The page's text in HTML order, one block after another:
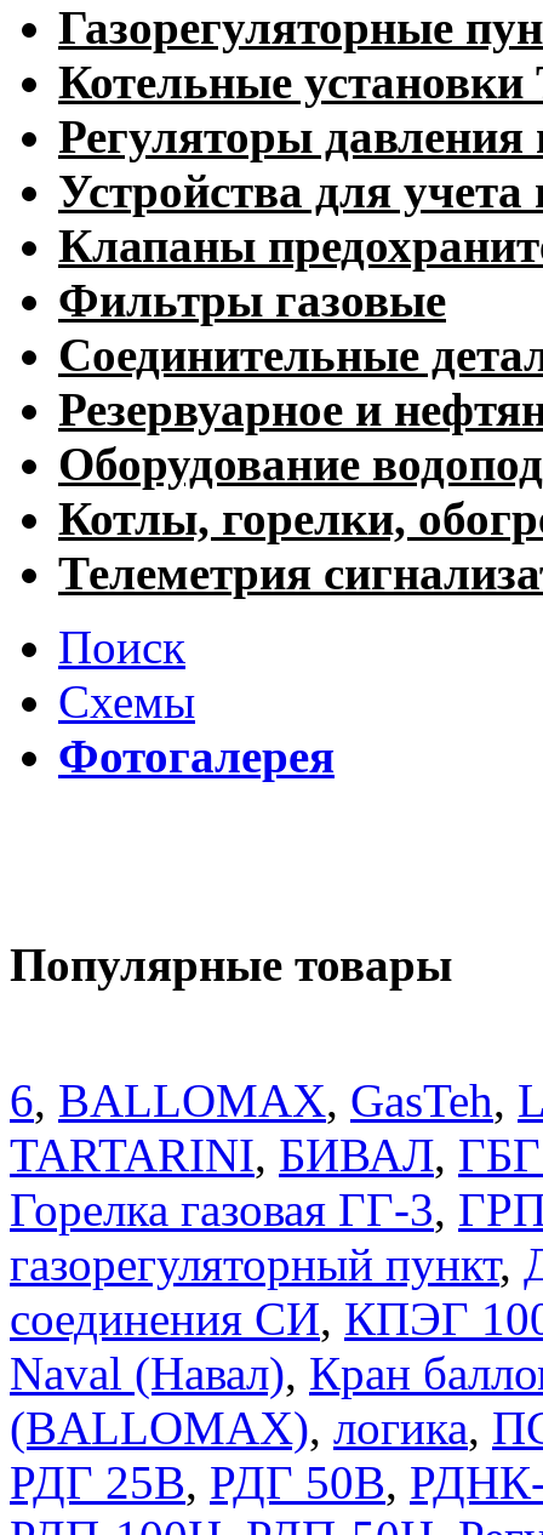
Газорегуляторные
Котельные
Регуляторы давления
Устройства для учета
Клапаны
Фильтры газовые
Соединительные
Резервуарное и
Оборудование
Котлы, горелки,
Телеметрия
Поиск
Схемы
Фотогалерея
Популярные товары
6, BALLOMAX, GasTeh,
TARTARINI, БИВАЛ,
Горелка газовая ГГ-3,
газорегуляторный пункт,
соединения СИ, КПЭГ
Naval (Навал), Кран
(BALLOMAX), логика,
РДГ 25В, РДГ 50В,